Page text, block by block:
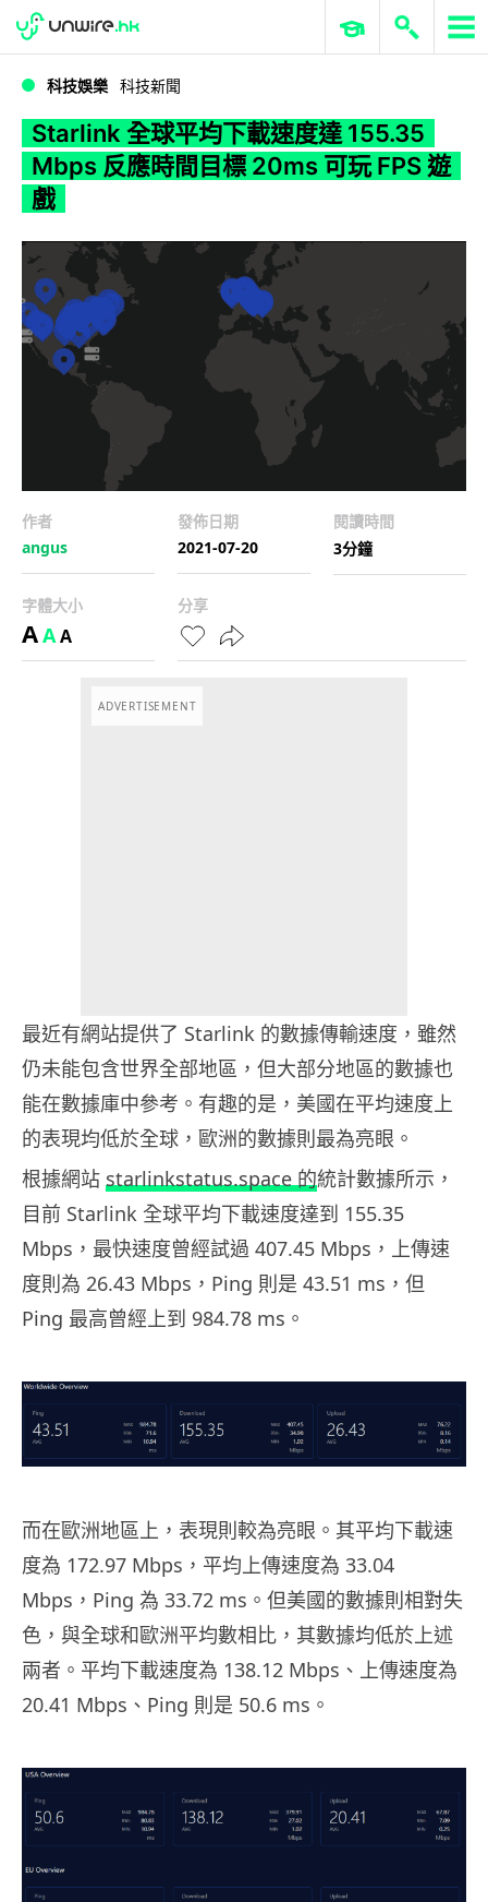
WWDC 2026 ERP 與商業 AI
科技娛樂 科技新聞
Starlink 全球平均下載速度達 155.35
Mbps 反應時間目標 20ms 可玩 FPS 遊
戲
作者
angus
發佈日期
2021-07-20
閱讀時間
3分鐘
字體大小
AAA
分享
ADVERTISEMENT
最近有網站提供了 Starlink 的數據傳輸速度，雖然
仍未能包含世界全部地區，但大部分地區的數據也
能在數據庫中參考。有趣的是，美國在平均速度上
的表現均低於全球，歐洲的數據則最為亮眼。
根據網站 starlinkstatus.space 的統計數據所示，
目前 Starlink 全球平均下載速度達到 155.35
Mbps，最快速度曾經試過 407.45 Mbps，上傳速
度則為 26.43 Mbps，Ping 則是 43.51 ms，但
Ping 最高曾經上到 984.78 ms。
而在歐洲地區上，表現則較為亮眼。其平均下載速
度為 172.97 Mbps，平均上傳速度為 33.04
Mbps，Ping 為 33.72 ms。但美國的數據則相對失
色，與全球和歐洲平均數相比，其數據均低於上述
兩者。平均下載速度為 138.12 Mbps、上傳速度為
20.41 Mbps、Ping 則是 50.6 ms。